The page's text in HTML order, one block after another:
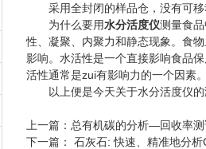
采用全封闭的样品仓，没有可移
为什么要用水分活度仪测量食
性、凝聚、内聚力和静态现象。食
影响。水活性是一个直接影响食品
活性通常是zui有影响力的一个因素。
以上便是今天关于水分活度仪的
上一篇： 总有机碳的分析—回收率
下一篇：
石灰石: 快速、精准地分